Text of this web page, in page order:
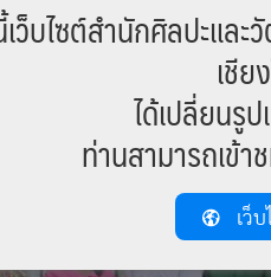
ว็บไซต์สำนักศิลปะแล
เชีย
ได้เปลี่ยนรู
ท่านสามารถเข้า
เว็